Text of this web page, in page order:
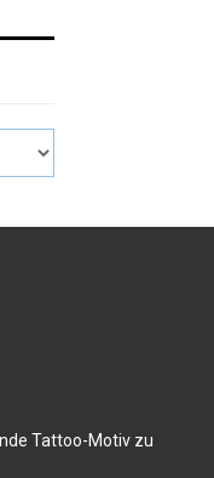
Tattoo-Motiv zu